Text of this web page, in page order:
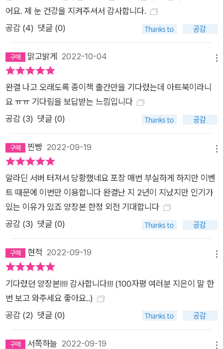
어요. 제 눈 건강을 지켜주셔서 감사합니다.
공감 (4) 댓글 (0)
맑고밝게 2022-10-04
완결 나고 오래도록 종이책 출간만을 기다렸는데 아트북이라니
요 ㅠㅠ 기다림을 보답받는 느낌입니다
공감 (3) 댓글 (0)
찐빵 2022-09-19
알라딘 서버 터져서 당황했네요 포장 매번 부실하게 하지만 이벤
트 때문에 이번만 이용합니다 완결난 지 2년이 지났지만 인기가
있는 이유가 있죠 양장본 한정 외전 기대합니다
공감 (3) 댓글 (0)
현적 2022-09-19
기다렸던 양장본!!!! 감사합니다!!! (100자평 여러분 지은이 말 한
번 보고 와주세요 좋아요..)
공감 (2) 댓글 (0)
서쪽하늘 2022-09-19